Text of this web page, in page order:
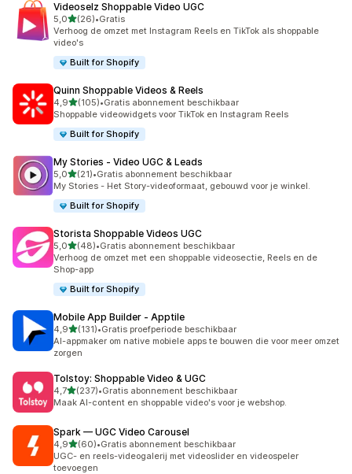
Videoselz Shoppable Video UGC
5,0van 5 sterren
(26)
26 recensies in totaal
•Gratis
Verhoog de omzet met Instagram Reels en TikTok als shoppable
video's
Built for Shopify
Quinn Shoppable Videos & Reels
4,9van 5 sterren
(105)
105 recensies in totaal
•Gratis abonnement beschikbaar
Shoppable videowidgets voor TikTok en Instagram Reels
Built for Shopify
My Stories ‑ Video UGC & Leads
5,0van 5 sterren
(21)
21 recensies in totaal
•Gratis abonnement beschikbaar
My Stories - Het Story-videoformaat, gebouwd voor je winkel.
Built for Shopify
Storista Shoppable Videos UGC
5,0van 5 sterren
(48)
48 recensies in totaal
•Gratis abonnement beschikbaar
Verhoog de omzet met een shoppable videosectie, Reels en de
Shop-app
Built for Shopify
Mobile App Builder ‑ Apptile
4,9van 5 sterren
(131)
131 recensies in totaal
•Gratis proefperiode beschikbaar
AI-appmaker om native mobiele apps te bouwen die voor meer omzet
zorgen
Tolstoy: Shoppable Video & UGC
4,7van 5 sterren
(237)
237 recensies in totaal
•Gratis abonnement beschikbaar
Maak AI-content en shoppable video's voor je webshop.
Spark — UGC Video Carousel
4,9van 5 sterren
(60)
60 recensies in totaal
•Gratis abonnement beschikbaar
UGC- en reels-videogalerij met videoslider en videospeler
toevoegen